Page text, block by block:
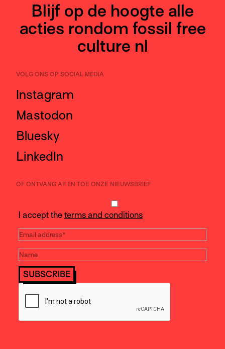
Blijf op de hoogte alle
acties rondom fossil free
culture nl
VOLG ONS OP SOCIAL MEDIA
Instagram
Mastodon
Bluesky
LinkedIn
OF ONTVANG AF EN TOE ONZE NIEUWSBRIEF
I accept the terms and conditions
SUBSCRIBE